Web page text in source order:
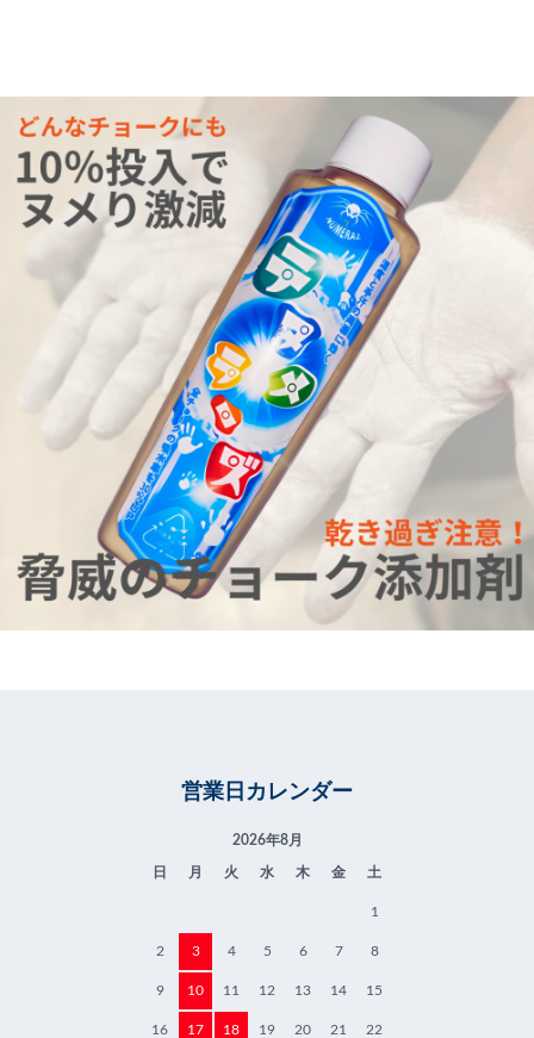
営業日カレンダー
2026年8月
日 月 火 水 木 金 土
1
2 3 4 5 6 7 8
9 10 11 12 13 14 15
16 17 18 19 20 21 22